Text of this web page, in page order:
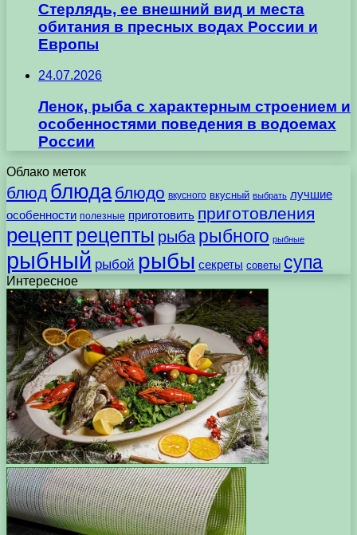
Стерлядь, ее внешний вид и места
обитания в пресных водах России и
Европы
24.07.2026
Ленок, рыба с характерным строением и
особенностями поведения в водоемах
России
Облако меток
блюд блюда блюдо вкусного вкусный выбрать лучшие
особенности полезные приготовить приготовления
рецептрецепты рыба рыбного рыбные
рыбный рыбой рыбы секреты советы супа
Интересное